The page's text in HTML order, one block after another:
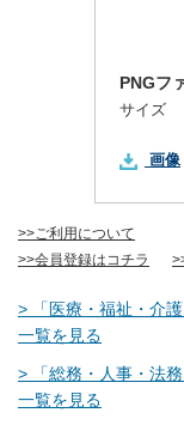
PNGフ
サイズ
画像
>>ご利用について
>>会員登録はコチラ
> 「医療・福祉・介
一覧を見る
> 「総務・人事・法
一覧を見る